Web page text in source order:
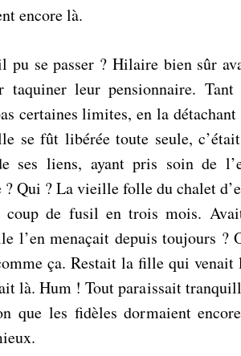
encore là.
pu se passer ? Hilaire bien sûr
taquiner leur pensionnaire.
certaines limites, en la
se fût libérée toute seule,
ses liens, ayant pris soin de
? Qui ? La vieille folle du chalet
de fusil en trois mois.
l’en menaçait depuis toujours ?
ça. Restait la fille qui venait
là. Hum ! Tout paraissait
que les fidèles dormaient